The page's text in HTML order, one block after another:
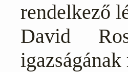
rendelkező
David